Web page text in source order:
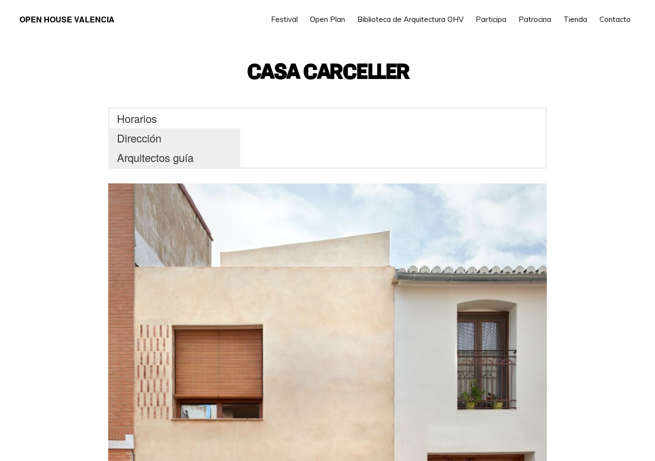
OPEN HOUSE VALENCIA Festival Open Plan Biblioteca de Arquitectura OHV Participa Patrocina Tienda Contacto
CASA CARCELLER
Horarios
Dirección
Arquitectos guía